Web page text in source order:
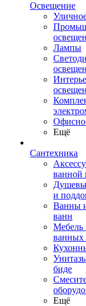
Освещение
Лампы
Ещё
Сантехника
ванной
и
Ванны
ванн
Мебель
ванных
биде
Ещё